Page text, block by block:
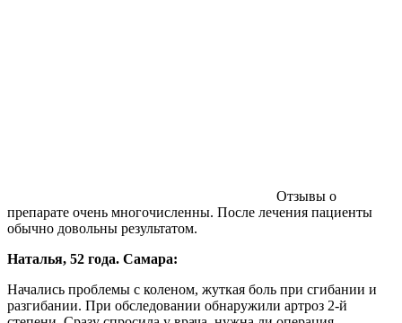
Отзывы о
препарате очень многочисленны. После лечения пациенты
обычно довольны результатом.
Наталья, 52 года. Самара:
Начались проблемы с коленом, жуткая боль при сгибании и
разгибании. При обследовании обнаружили артроз 2-й